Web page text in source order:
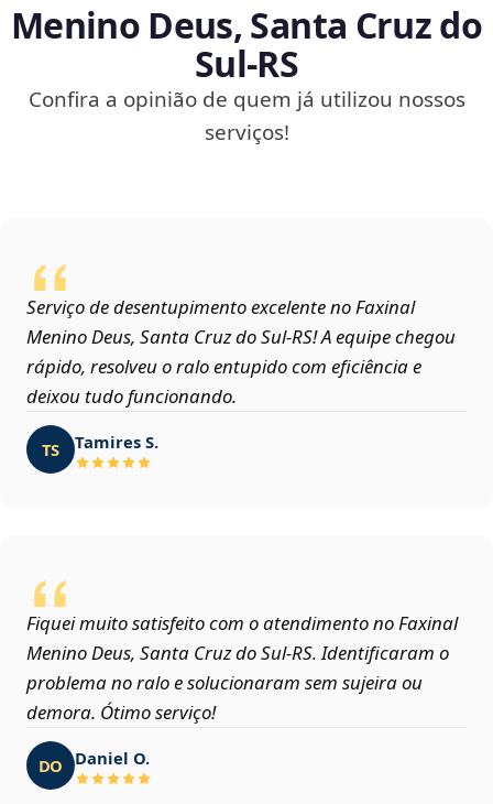
Menino Deus, Santa Cruz do
Sul‑RS
Confira a opinião de quem já utilizou nossos
serviços!
Serviço de desentupimento excelente no Faxinal
Menino Deus, Santa Cruz do Sul‑RS! A equipe chegou
rápido, resolveu o ralo entupido com eficiência e
deixou tudo funcionando.
TS Tamires S.
Fiquei muito satisfeito com o atendimento no Faxinal
Menino Deus, Santa Cruz do Sul‑RS. Identificaram o
problema no ralo e solucionaram sem sujeira ou
demora. Ótimo serviço!
DO Daniel O.